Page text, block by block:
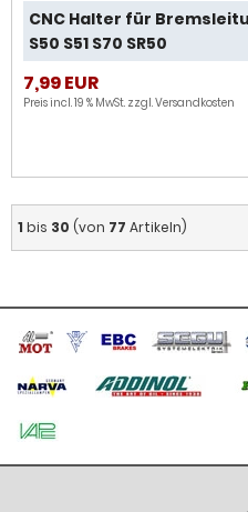
CNC Halter für
S50 S51 S70 SR50
7,99 EUR
Preis incl. 19 % MwSt. zzgl.Versandkosten
1 bis 30 (von 77 Artikeln)